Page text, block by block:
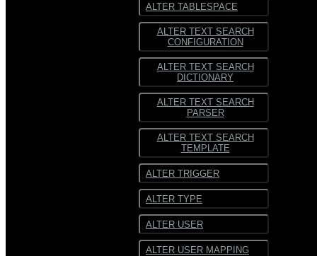
ALTER TABLESPACE
ALTER TEXT SEARCH
CONFIGURATION
ALTER TEXT SEARCH
DICTIONARY
ALTER TEXT SEARCH
PARSER
ALTER TEXT SEARCH
TEMPLATE
ALTER TRIGGER
ALTER TYPE
ALTER USER
ALTER USER MAPPING